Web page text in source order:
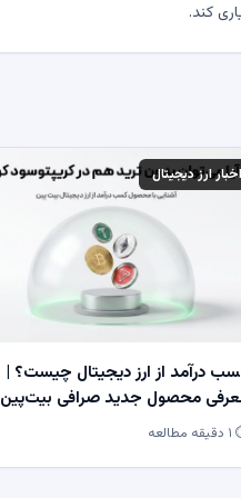
کند.
اخبار ارز دیجیتال
درآمد از ارز دیجیتال چیست؟ |
محصول جدید صرافی بیت‌پین